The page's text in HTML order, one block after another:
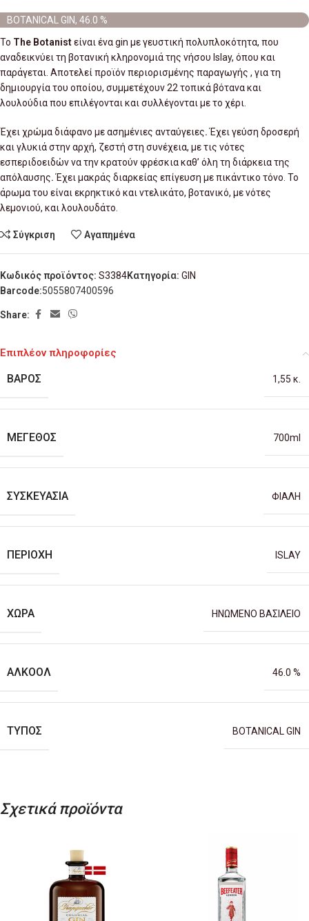
BOTANICAL GIN, 46.0 %
Το The Botanistείναι ένα gin με γευστική πολυπλοκότητα, που
αναδεικνύει τη βοτανική κληρονoμιά της νήσου Islay, όπου και
παράγεται. Αποτελεί προϊόν περιορισμένης παραγωγής , για τη
δημιουργία του οποίου, συμμετέχουν 22 τοπικά βότανα και
λουλούδια που επιλέγονται και συλλέγονται με το χέρι.
Έχει χρώμα διάφανο με ασημένιες ανταύγειες.Έχει γεύση δροσερή
και γλυκιά στην αρχή, ζεστή στη συνέχεια, με τις νότες
εσπεριδοειδών να την κρατούν φρέσκια καθ’ όλη τη διάρκεια της
απόλαυσης.Έχει μακράς διαρκείας επίγευση με πικάντικο τόνο. Το
άρωμα του είναι εκρηκτικό και ντελικάτο, βοτανικό, με νότες
λεμονιού, και λουλουδάτο.
Σύγκριση Αγαπημένα
Κωδικός προϊόντος: S3384Κατηγορία: GIN
Barcode:5055807400596
Share:
Επιπλέον πληροφορίες
ΒΆΡΟΣ 1,55 κ.
ΜΈΓΕΘΟΣ 700ml
ΣΥΣΚΕΥΑΣΊΑ ΦΙΑΛΗ
ΠΕΡΙΟΧΉ ISLAY
ΧΏΡΑ ΗΝΩΜΕΝΟ ΒΑΣΙΛΕΙΟ
ΑΛΚΟΌΛ 46.0 %
ΤΎΠΟΣ BOTANICAL GIN
Σχετικά προϊόντα